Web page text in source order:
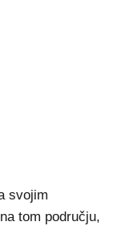
svojim
tom području,